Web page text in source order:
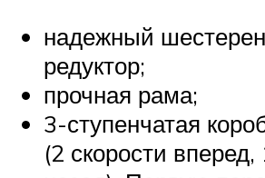
надежный
редуктор;
прочная рама;
3-ступенчатая
(2 скорости вперед,